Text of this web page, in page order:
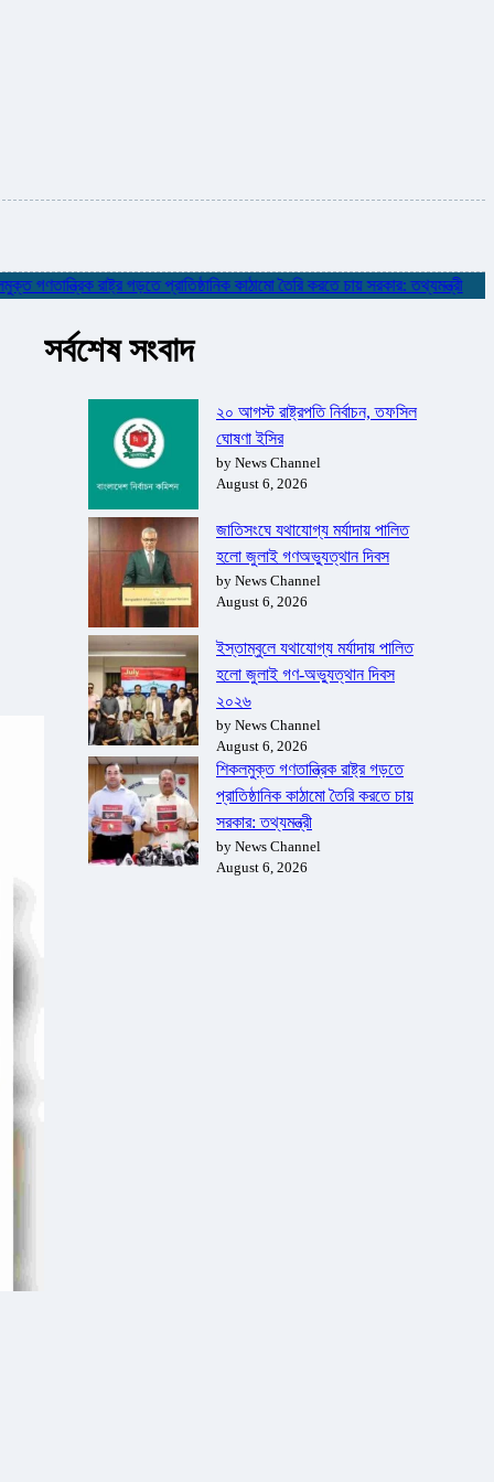
রাষ্ট্র গড়তে প্রাতিষ্ঠানিক কাঠামো তৈরি করতে চায় সরকার: তথ্যমন্ত্রী ✮
সর্বশেষ সংবাদ
২০ আগস্ট রাষ্ট্রপতি নির্বাচন, তফসিল
ঘোষণা ইসির
by News Channel
August 6, 2026
জাতিসংঘে যথাযোগ্য মর্যাদায় পালিত
হলো জুলাই গণঅভ্যুত্থান দিবস
by News Channel
August 6, 2026
ইস্তাম্বুলে যথাযোগ্য মর্যাদায় পালিত
হলো জুলাই গণ-অভ্যুত্থান দিবস
২০২৬
by News Channel
August 6, 2026
শিকলমুক্ত গণতান্ত্রিক রাষ্ট্র গড়তে
প্রাতিষ্ঠানিক কাঠামো তৈরি করতে চায়
সরকার: তথ্যমন্ত্রী
by News Channel
August 6, 2026